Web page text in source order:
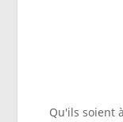
Qu'ils soient